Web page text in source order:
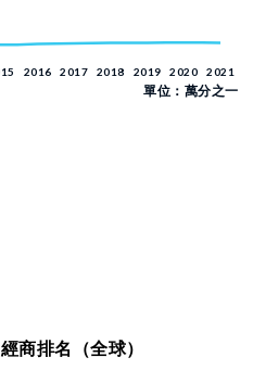
單位：萬分之一
經商排名（全球）